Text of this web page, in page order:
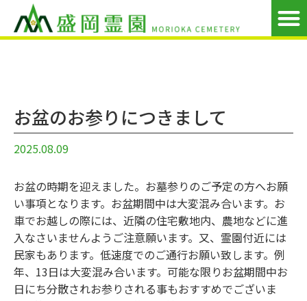
お盆のお参りにつきまして
2025.08.09
お盆の時期を迎えました。お墓参りのご予定の方へお願
い事項となります。お盆期間中は大変混み合います。お
車でお越しの際には、近隣の住宅敷地内、農地などに進
入なさいませんようご注意願います。又、霊園付近には
民家もあります。低速度でのご通行お願い致します。例
年、13日は大変混み合います。可能な限りお盆期間中お
日にち分散されお参りされる事もおすすめでございま